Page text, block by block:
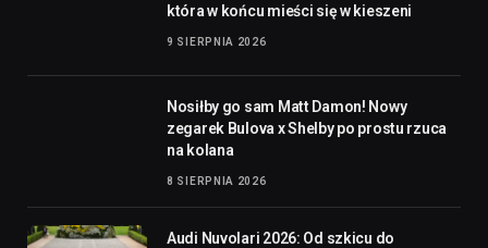
która w końcu mieści się w kieszeni
9 SIERPNIA 2026
Nosiłby go sam Matt Damon! Nowy
zegarek Bulova x Shelby po prostu rzuca
na kolana
8 SIERPNIA 2026
Audi Nuvolari 2026: Od szkicu do